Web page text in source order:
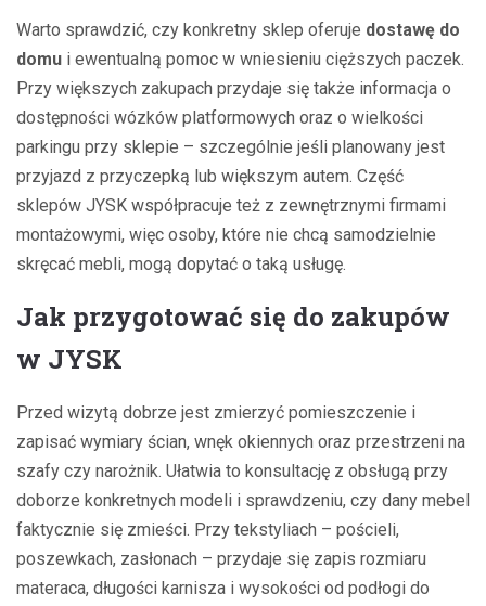
Warto sprawdzić, czy konkretny sklep oferuje dostawę do
domu i ewentualną pomoc w wniesieniu cięższych paczek.
Przy większych zakupach przydaje się także informacja o
dostępności wózków platformowych oraz o wielkości
parkingu przy sklepie – szczególnie jeśli planowany jest
przyjazd z przyczepką lub większym autem. Część
sklepów JYSK współpracuje też z zewnętrznymi firmami
montażowymi, więc osoby, które nie chcą samodzielnie
skręcać mebli, mogą dopytać o taką usługę.
Jak przygotować się do zakupów
w JYSK
Przed wizytą dobrze jest zmierzyć pomieszczenie i
zapisać wymiary ścian, wnęk okiennych oraz przestrzeni na
szafy czy narożnik. Ułatwia to konsultację z obsługą przy
doborze konkretnych modeli i sprawdzeniu, czy dany mebel
faktycznie się zmieści. Przy tekstyliach – pościeli,
poszewkach, zasłonach – przydaje się zapis rozmiaru
materaca, długości karnisza i wysokości od podłogi do